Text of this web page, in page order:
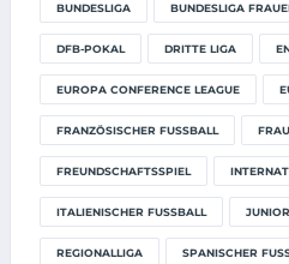
BUNDESLIGA BUNDESLIGA
DFB-POKAL DRITTE LIGA
EUROPA CONFERENCE LEAGUE
FRANZÖSISCHER FUSSBALL
FREUNDSCHAFTSSPIEL
ITALIENISCHER FUSSBALL
REGIONALLIGA SPANISCHER